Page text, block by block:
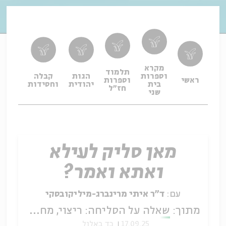
ראשי
מקרא
וספרות
בית
שני
תלמוד
וספרות
חז"ל
הגות
יהודית
קבלה
וחסידות
מאן סליק לעילא
ואתא ואמר?
עם: ד"ר איתי מרינברג-מיליקובסקי
מתוך: שאלה על הסליחה: ריצוי, מחילה וכשלון בספרות חז"ל
17.09.25 כד באלול